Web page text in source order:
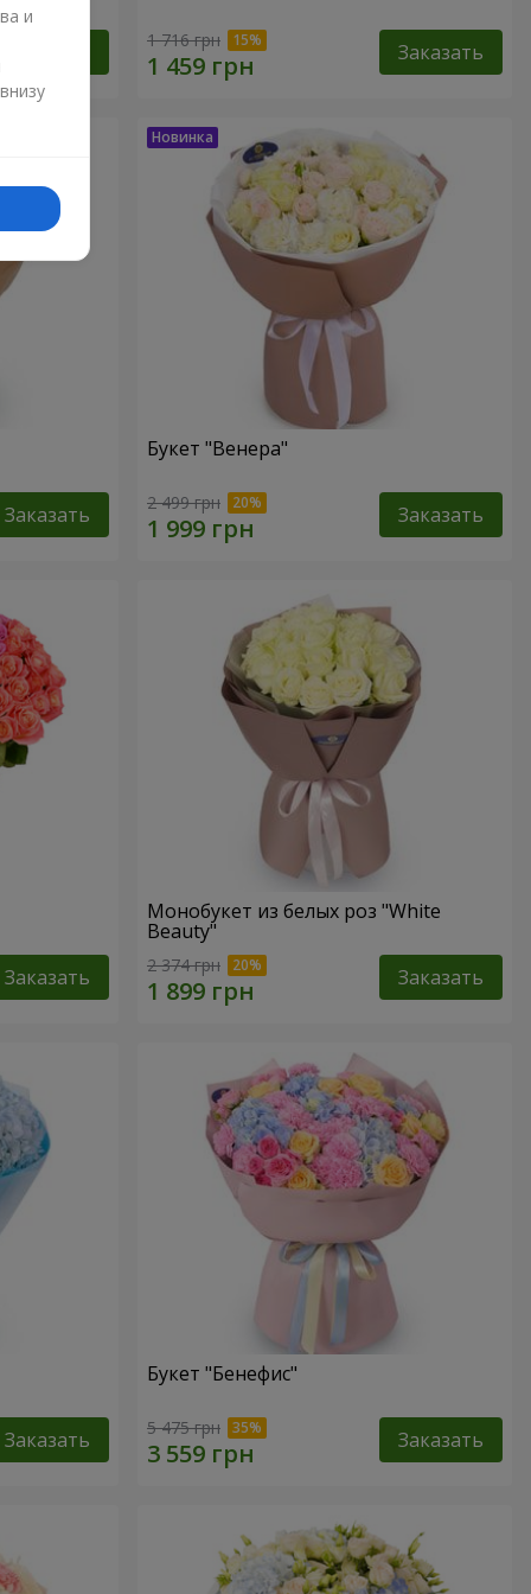
1 716 грн Заказать
Заказать
Букет "Венера"
2 499 грн Заказать
Заказать
Монобукет из белых роз "White
Beauty"
2 374 грн Заказать
Заказать
Букет "Бенефис"
5 475 грн Заказать
и